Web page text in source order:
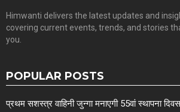
Himwanti delivers the latest updates and
covering current events, trends, and stories
you.
POPULAR POSTS
प्रथम सशस्त्र वाहिनी जुन्गा मनाएगी 55वां स्थापना